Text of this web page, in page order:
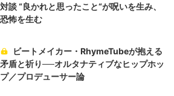
対談 “良かれと思ったこと“が呪いを生み、
恐怖を生む
ビートメイカー・RhymeTubeが抱える
矛盾と祈り──オルタナティブなヒップホッ
プ／プロデューサー論